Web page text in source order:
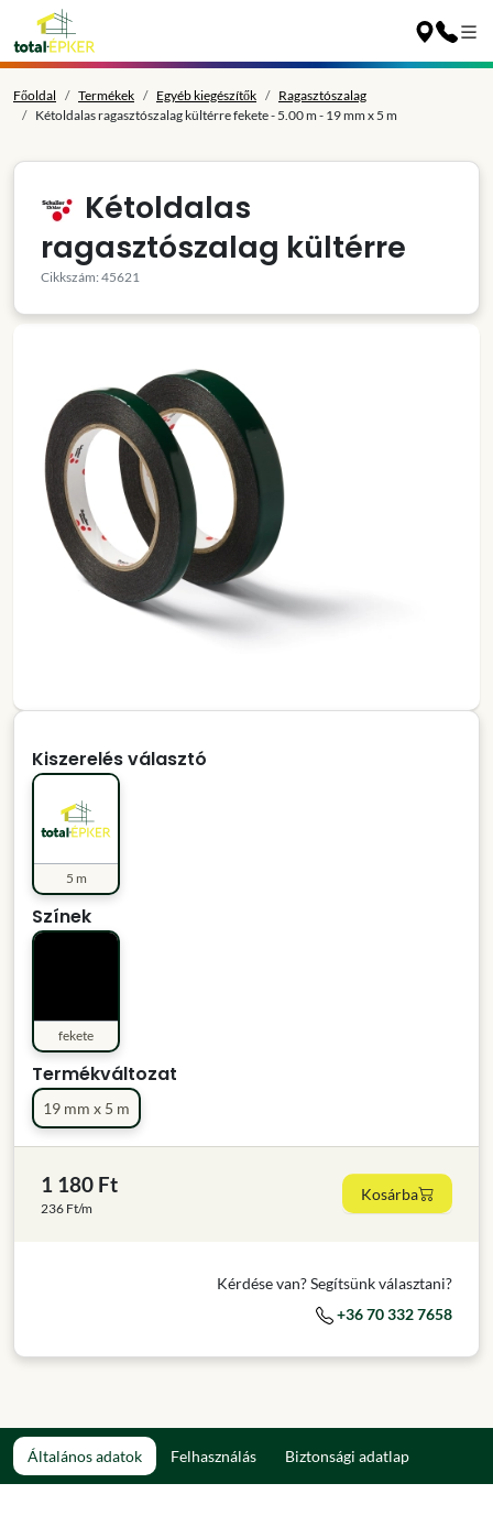
Főoldal Termékek Egyéb kiegészítők
Ragasztószalag
Kétoldalas ragasztószalag kültérre fekete - 5.00 m - 19 mm x 5 m
Kétoldalas
ragasztószalag kültérre
Cikkszám: 45621
Kiszerelés választó
5 m
Színek
fekete
Termékváltozat
19 mm x 5 m
1 180 Ft
236 Ft/m
Kosárba
Kérdése van? Segítsünk választani?
+36 70 332 7658
Általános adatok Felhasználás Biztonsági adatlap